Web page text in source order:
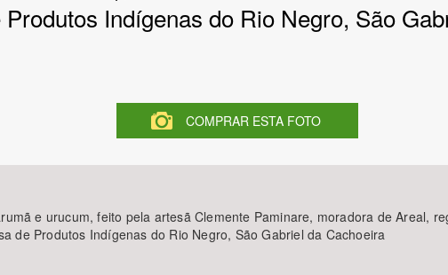
Produtos Indígenas do Rio Negro, São
COMPRAR ESTA FOTO
e urucum, feito pela artesã Clemente Paminare, moradora de Areal,
de Produtos Indígenas do Rio Negro, São Gabriel da Cachoeira